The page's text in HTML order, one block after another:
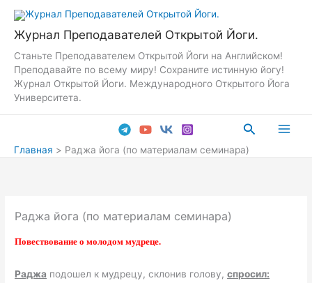
Перейти
содержимому
Журнал Преподавателей Открытой Йоги.
Станьте Преподавателем Открытой Йоги на Английском!
Преподавайте по всему миру! Сохраните истинную йогу!
Журнал Открытой Йоги. Международного Открытого Йога
Университета.
Поиск
Главная Раджа йога (по материалам семинара)
Раджа йога (по материалам семинара)
Повествование о молодом мудреце.
Раджа подошел к мудрецу, склонив голову,спросил: